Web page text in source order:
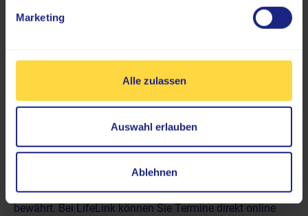
Marketing
Alle zulassen
Auswahl erlauben
Ablehnen
Holen Sie sich Ihren Termin in der
Nuklearmedizin – direkt online bei LifeLink
Die Radiojodtherapie hat sich über Jahre in der
Behandlung verschiedener Schilddrüsenerkrankungen
bewährt. Bei LifeLink können SieTermine direkt online